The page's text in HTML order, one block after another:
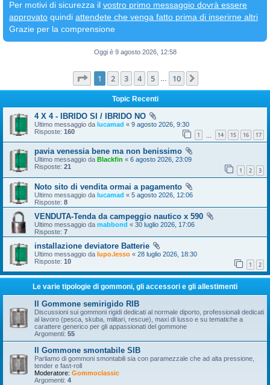
Per motivi di sicurezza il vostro primo messaggio dovrà essere
approvato quindi attendete che venga fatto prima di inserirne altri
Grazie per la comprensione
Oggi è 9 agosto 2026, 12:58
Pagina di 10
1 2 3 4 5 10
Topic Recenti
4 X 4 - IBRIDO SI / IBRIDO NO
Ultimo messaggio da lucamad « 9 agosto 2026, 9:30
Risposte: 160 1 14 15 16 17
pavia venessia bene ma non benissimo
Ultimo messaggio da Blackfin « 6 agosto 2026, 23:09
Risposte: 21 1 2 3
Noto sito di vendita ormai a pagamento
Ultimo messaggio da lucamad « 5 agosto 2026, 12:06
Risposte: 8
VENDUTA-Tenda da campeggio nautico x 590
Ultimo messaggio da mabbond « 30 luglio 2026, 17:06
Risposte: 7
installazione deviatore Batterie
Ultimo messaggio da lupo.lesso « 28 luglio 2026, 18:30
Risposte: 10 1 2
Le varie tipologie di gommoni, gli accessori e gli allestimenti
Il Gommone semirigido RIB
Discussioni sui gommoni rigidi dedicati al normale diporto, professionali dedicati
al lavoro (pesca, skuba, militari, rescue), maxi di lusso e su tematiche a
carattere generico per gli appassionati del gommone
Argomenti: 55
Il Gommone smontabile SIB
Parliamo di gommoni smontabili sia con paramezzale che ad alta pressione,
tender e fast-roll
Moderatore: Gommoclassic
Argomenti: 4